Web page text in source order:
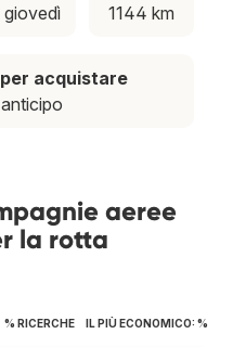
giovedì
1144 km
acquistare
aeree
la rotta
% RICERCHE IL PIÙ ECONOMICO: %